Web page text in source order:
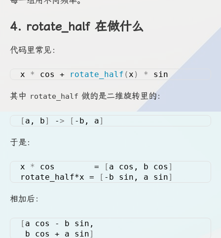
4. rotate_half 在做什么
代码里常见：
x * cos + rotate_half (x ) * sin
其中 rotate_half 做的是二维旋转里的：
[ a, b] -> [ -b, a]
于是：
x * cos        = [ a cos, b cos ]
rotate_half*x =
[ -b sin, a sin]
相加后：
[ a cos - b sin,
b cos + a sin]